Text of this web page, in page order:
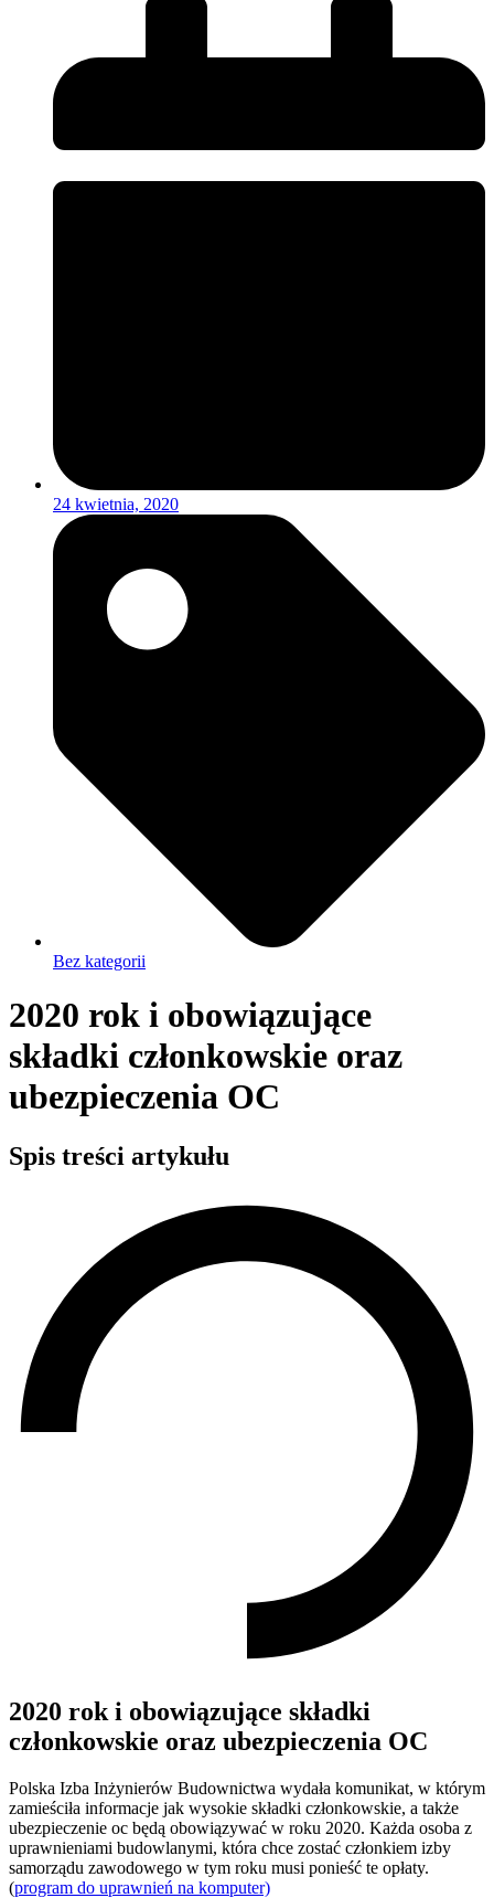
24 kwietnia, 2020
Bez kategorii
2020 rok i obowiązujące
składki członkowskie oraz
ubezpieczenia OC
Spis treści artykułu
2020 rok i obowiązujące składki
członkowskie oraz ubezpieczenia OC
Polska Izba Inżynierów Budownictwa wydała komunikat, w którym
zamieściła informacje jak wysokie składki członkowskie, a także
ubezpieczenie oc będą obowiązywać w roku 2020. Każda osoba z
uprawnieniami budowlanymi, która chce zostać członkiem izby
samorządu zawodowego w tym roku musi ponieść te opłaty.
(program do uprawnień na komputer)